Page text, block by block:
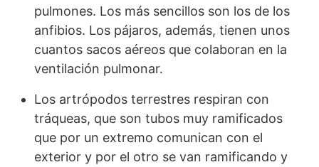
pulmones. Los más sencillos son los de los
anfibios. Los pájaros, además, tienen unos
cuantos sacos aéreos que colaboran en la
ventilación pulmonar.
Los artrópodos terrestres respiran con
tráqueas, que son tubos muy ramificados
que por un extremo comunican con el
exterior y por el otro se van ramificando y